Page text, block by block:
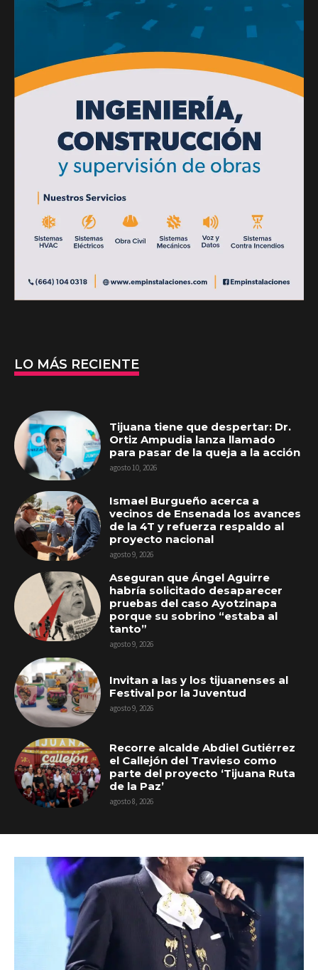
LO MÁS RECIENTE
Tijuana tiene que despertar: Dr.
Ortiz Ampudia lanza llamado
para pasar de la queja a la acción
agosto 10, 2026
Ismael Burgueño acerca a
vecinos de Ensenada los avances
de la 4T y refuerza respaldo al
proyecto nacional
agosto 9, 2026
Aseguran que Ángel Aguirre
habría solicitado desaparecer
pruebas del caso Ayotzinapa
porque su sobrino “estaba al
tanto”
agosto 9, 2026
Invitan a las y los tijuanenses al
Festival por la Juventud
agosto 9, 2026
Recorre alcalde Abdiel Gutiérrez
el Callejón del Travieso como
parte del proyecto ‘Tijuana Ruta
de la Paz’
agosto 8, 2026